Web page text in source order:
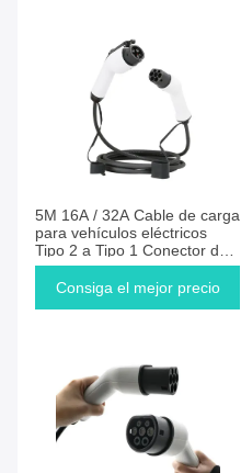
5M 16A / 32A Cable de carga
para vehículos eléctricos
Tipo 2 a Tipo 1 Conector de
cargador para vehículos
eléctricos
Consiga el mejor precio